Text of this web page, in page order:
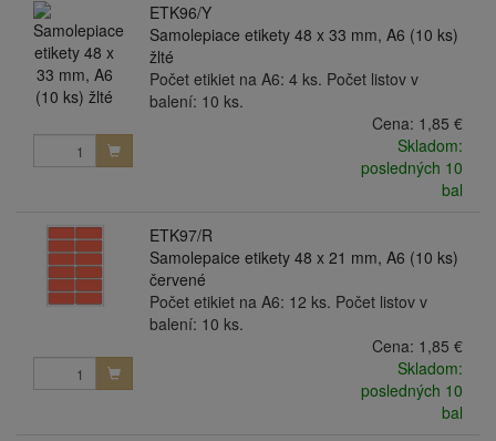
ETK96/Y
Samolepiace etikety 48 x 33 mm, A6 (10 ks)
žlté
Počet etikiet na A6: 4 ks. Počet listov v
balení: 10 ks.
Cena: 1,85 €
Skladom:
posledných 10
bal
ETK97/R
Samolepaice etikety 48 x 21 mm, A6 (10 ks)
červené
Počet etikiet na A6: 12 ks. Počet listov v
balení: 10 ks.
Cena: 1,85 €
Skladom:
posledných 10
bal